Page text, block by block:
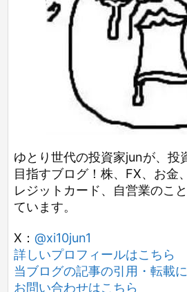
ゆとり世代の投資家junが、投
目指すブログ！株、FX、お金
レジットカード、自営業のこ
ています。
X： @xi10jun1
詳しいプロフィールはこちら
当ブログの記事の引用・転載
お問い合わせはこちら